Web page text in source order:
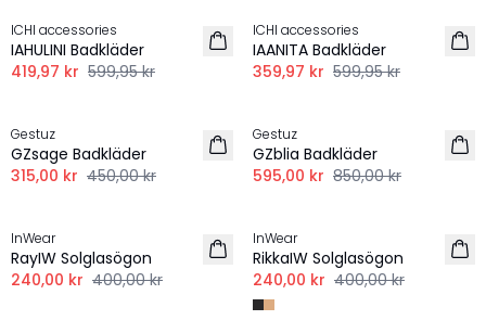
ICHI accessories
IAHULINI Badkläder
419,97 kr 599,95 kr
ICHI accessories
IAANITA Badkläder
359,97 kr 599,95 kr
Gestuz
GZsage Badkläder
315,00 kr 450,00 kr
Gestuz
GZblia Badkläder
595,00 kr 850,00 kr
InWear
RayIW Solglasögon
240,00 kr 400,00 kr
InWear
RikkaIW Solglasögon
240,00 kr 400,00 kr
-40%